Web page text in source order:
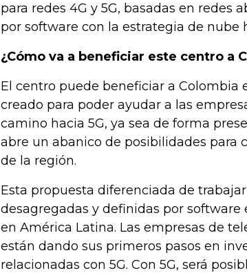
para redes 4G y 5G, basadas en redes
por software con la estrategia de nube
¿Cómo va a beneficiar este centro a
El centro puede beneficiar a Colombia
creado para poder ayudar a las
camino hacia 5G, ya sea de forma
abre un abanico de posibilidades para
de la región.
Esta propuesta diferenciada de
desagregadas y definidas por
en América Latina. Las empresas de
están dando sus primeros pasos en
relacionadas con 5G. Con 5G, será